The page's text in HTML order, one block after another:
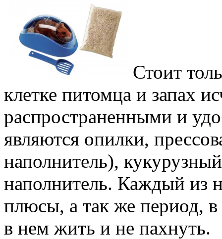
Стоит
клетке питомца и запах
распространенными и
являются опилки,
наполнитель),
наполнитель. Каждый из
плюсы, а так же период,
в нем жить и не пахнуть.